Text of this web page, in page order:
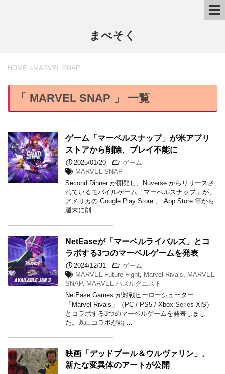
まべそく
HOME > MARVEL SNAP
「 MARVEL SNAP 」 一覧
ゲーム「マーベルスナップ」が米アプリ
ストアから削除、プレイ不能に
2025/01/20 -ゲーム
MARVEL SNAP
Second Dinner が開発し、Nuverse からリリースさ
れているモバイルゲーム「マーベルスナップ」が、
アメリカの Google Play Store 、 App Store 等から
週末に削 …
NetEaseが「マーベルライバルズ」とコ
ラボする3つのマーベルゲームを発表
2024/12/31 -ゲーム
MARVEL Future Fight
Marvel Rivals
MARVEL
SNAP,
MARVEL パズルクエスト
NetEase Games が対戦ヒーローシューター
「Marvel Rivals」（PC / PS5 / Xbox Series X|S）
とコラボする3つのマーベルゲームを発表しまし
た。既にコラボが始 …
映画「デッドプール＆ウルヴァリン」、
新たな変異体のアートが公開